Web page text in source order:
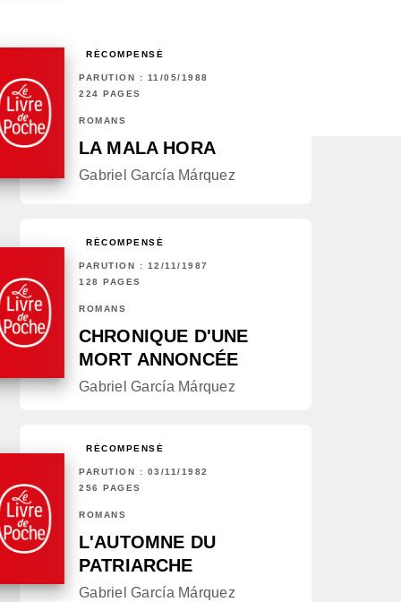
RÉCOMPENSÉ
PARUTION : 11/05/1988
224 PAGES
ROMANS
LA MALA HORA
Gabriel García Márquez
RÉCOMPENSÉ
PARUTION : 12/11/1987
128 PAGES
ROMANS
CHRONIQUE D'UNE
MORT ANNONCÉE
Gabriel García Márquez
RÉCOMPENSÉ
PARUTION : 03/11/1982
256 PAGES
ROMANS
L'AUTOMNE DU
PATRIARCHE
Gabriel García Márquez